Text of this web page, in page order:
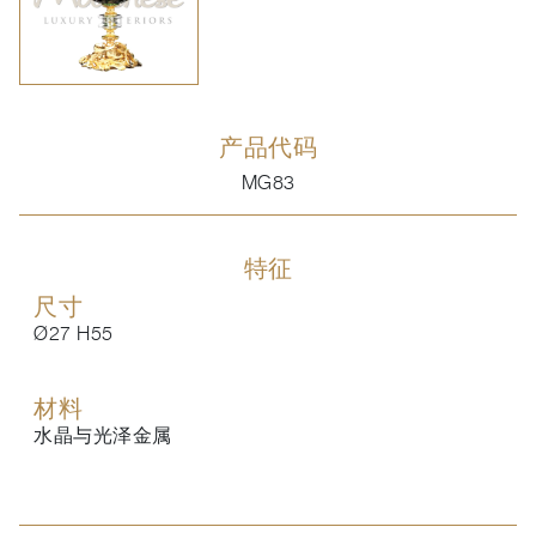
产品代码
MG83
特征
尺寸
Ø27 H55
材料
水晶与光泽金属